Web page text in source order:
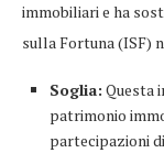
immobiliari e ha
sulla Fortuna (ISF)
Soglia: Questa
patrimonio
partecipazioni